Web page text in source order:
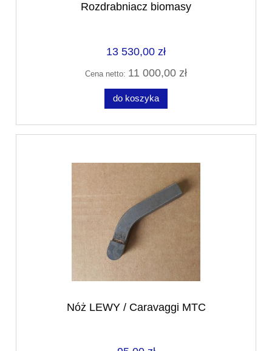
Rozdrabniacz biomasy
13 530,00 zł
Cena netto: 11 000,00 zł
do koszyka
Nóż LEWY / Caravaggi MTC